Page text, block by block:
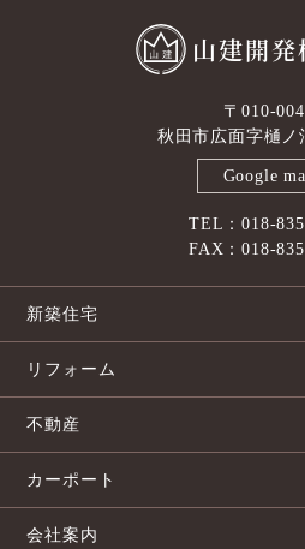
山建開発
〒010-
秋田市広面字樋ノ
Google
TEL：018-
FAX：018-
新築住宅
リフォーム
不動産
カーポート
会社案内